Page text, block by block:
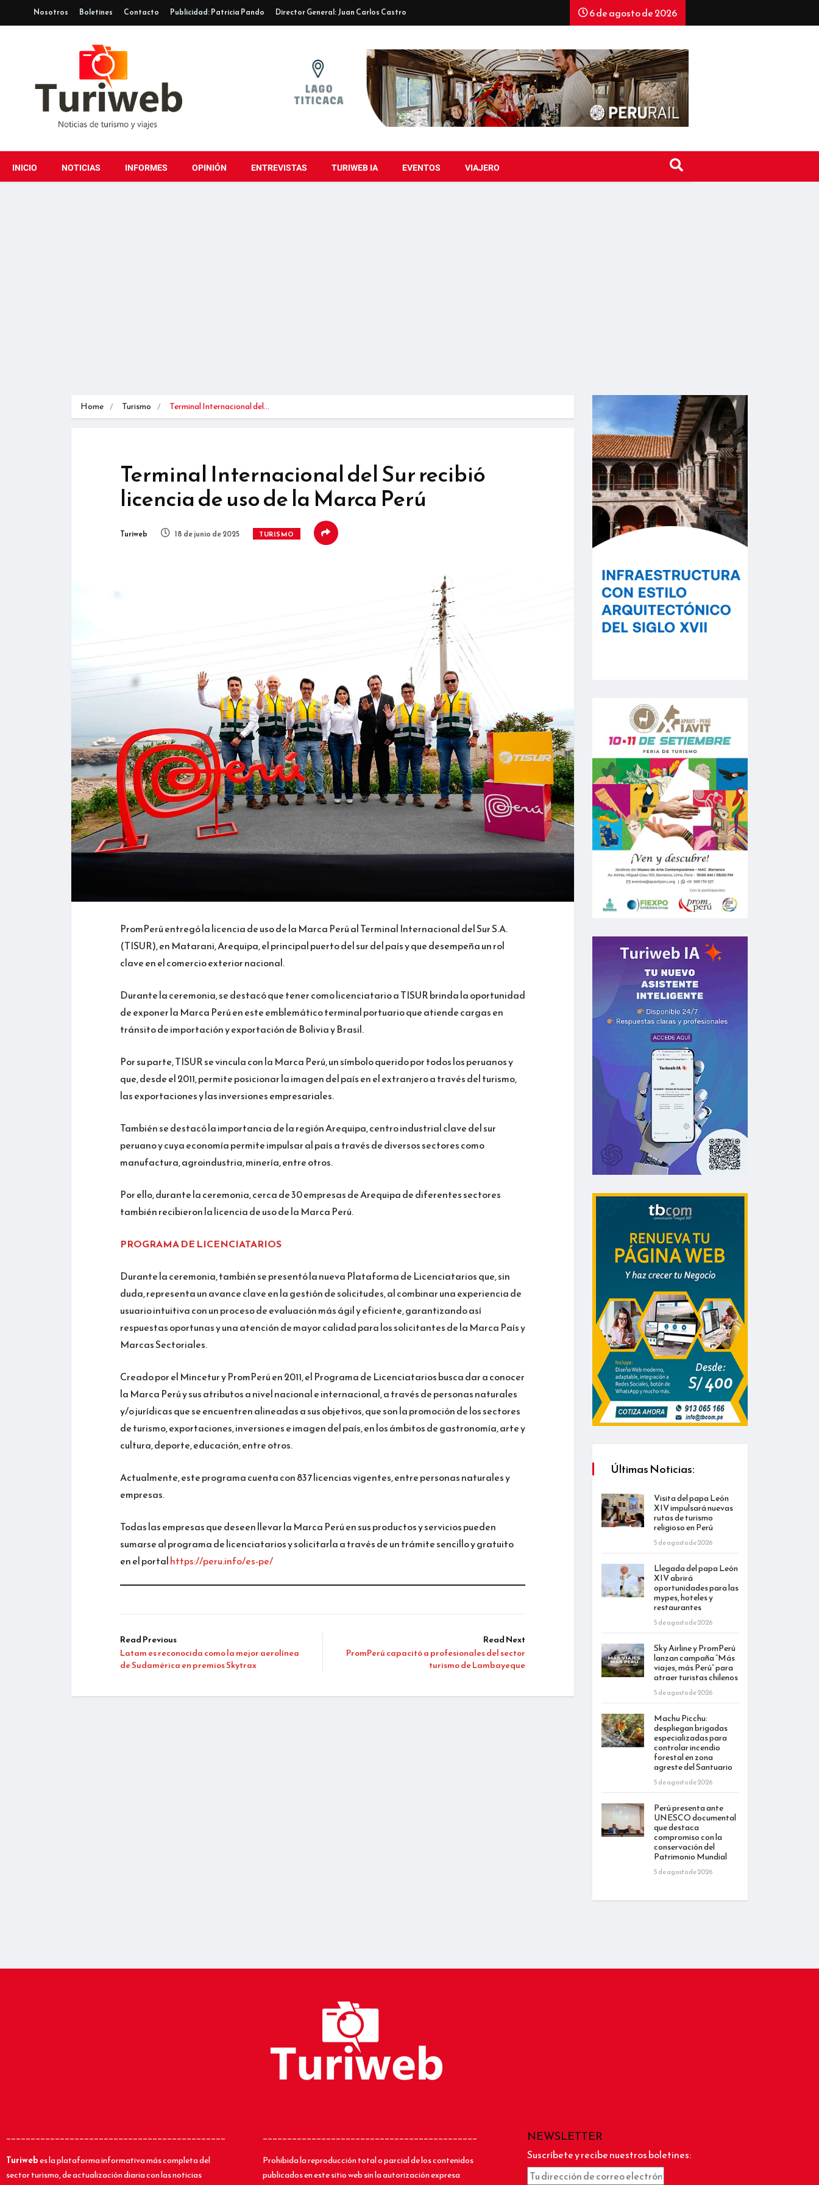
Nosotros Boletines Contacto Publicidad: Patricia Pando Director General: Juan Carlos Castro 6 de agosto de 2026
INICIO NOTICIAS INFORMES OPINIÓN ENTREVISTAS TURIWEB IA EVENTOS VIAJERO
Home Turismo Terminal Internacional del…
Terminal Internacional del Sur recibió
licencia de uso de la Marca Perú
Turiweb 18 de junio de 2025 TURISMO
PromPerú entregó la licencia de uso de la Marca Perú al Terminal Internacional del Sur S.A.
(TISUR), en Matarani, Arequipa, el principal puerto del sur del país y que desempeña un rol
clave en el comercio exterior nacional.
Durante la ceremonia, se destacó que tener como licenciatario a TISUR brinda la oportunidad
de exponer la Marca Perú en este emblemático terminal portuario que atiende cargas en
tránsito de importación y exportación de Bolivia y Brasil.
Por su parte, TISUR se vincula con la Marca Perú, un símbolo querido por todos los peruanos y
que, desde el 2011, permite posicionar la imagen del país en el extranjero a través del turismo,
las exportaciones y las inversiones empresariales.
También se destacó la importancia de la región Arequipa, centro industrial clave del sur
peruano y cuya economía permite impulsar al país a través de diversos sectores como
manufactura, agroindustria, minería, entre otros.
Por ello, durante la ceremonia, cerca de 30 empresas de Arequipa de diferentes sectores
también recibieron la licencia de uso de la Marca Perú.
PROGRAMA DE LICENCIATARIOS
Durante la ceremonia, también se presentó la nueva Plataforma de Licenciatarios que, sin
duda, representa un avance clave en la gestión de solicitudes, al combinar una experiencia de
usuario intuitiva con un proceso de evaluación más ágil y eficiente, garantizando así
respuestas oportunas y una atención de mayor calidad para los solicitantes de la Marca País y
Marcas Sectoriales.
Creado por el Mincetur y PromPerú en 2011, el Programa de Licenciatarios busca dar a conocer
la Marca Perú y sus atributos a nivel nacional e internacional, a través de personas naturales
y/o jurídicas que se encuentren alineadas a sus objetivos, que son la promoción de los sectores
de turismo, exportaciones, inversiones e imagen del país, en los ámbitos de gastronomía, arte y
cultura, deporte, educación, entre otros.
Actualmente, este programa cuenta con 837 licencias vigentes, entre personas naturales y
empresas.
Todas las empresas que deseen llevar la Marca Perú en sus productos y servicios pueden
sumarse al programa de licenciatarios y solicitarla a través de un trámite sencillo y gratuito
en el portalhttps://peru.info/es-pe/
Read Previous
Latam es reconocida como la mejor aerolínea
de Sudamérica en premios Skytrax
Read Next
PromPerú capacitó a profesionales del sector
turismo de Lambayeque
Últimas Noticias:
Visita del papa León
XIV impulsará nuevas
rutas de turismo
religioso en Perú
5 de agosto de 2026
Llegada del papa León
XIV abrirá
oportunidades para las
mypes, hoteles y
restaurantes
5 de agosto de 2026
Sky Airline y PromPerú
lanzan campaña “Más
viajes, más Perú” para
atraer turistas chilenos
5 de agosto de 2026
Machu Picchu:
despliegan brigadas
especializadas para
controlar incendio
forestal en zona
agreste del Santuario
5 de agosto de 2026
Perú presenta ante
UNESCO documental
que destaca
compromiso con la
conservación del
Patrimonio Mundial
5 de agosto de 2026
_____________________________________________
Turiwebes la plataforma informativa más completa del
sector turismo, de actualización diaria con las noticias
____________________________________________
Prohibida la reproducción total o parcial de los contenidos
publicados en este sitio web sin la autorización expresa
NEWSLETTER
Suscríbete y recibe nuestros boletines: